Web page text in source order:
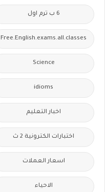
6 ب ترم اول
Free.English.exams.all.classes
Science
idioms
اخبار التعليم
اختبارات الكترونية 2 ث
اسعار العملات
الاحياء